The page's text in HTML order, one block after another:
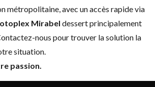
métropolitaine, avec un accès rapide via
Mirabel dessert principalement
nous pour trouver la solution la
situation.
passion.